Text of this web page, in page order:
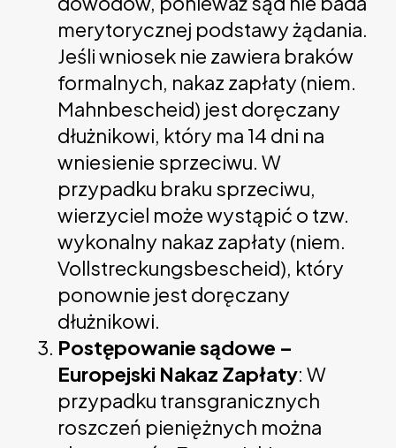
merytorycznej podstawy żądania.
Jeśli wniosek nie zawiera braków
formalnych, nakaz zapłaty (niem.
Mahnbescheid) jest doręczany
dłużnikowi, który ma 14 dni na
wniesienie sprzeciwu. W
przypadku braku sprzeciwu,
wierzyciel może wystąpić o tzw.
wykonalny nakaz zapłaty (niem.
Vollstreckungsbescheid), który
ponownie jest doręczany
dłużnikowi.
Postępowanie sądowe –
Europejski Nakaz Zapłaty: W
przypadku transgranicznych
roszczeń pieniężnych można